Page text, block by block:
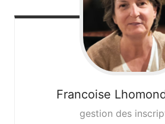
Francoise
gestion des